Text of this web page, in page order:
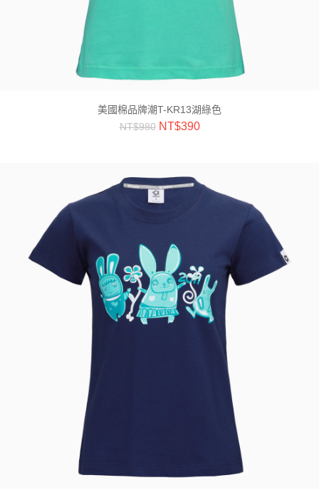
美國棉品牌潮T-KR13湖綠色
NT$980 NT$390